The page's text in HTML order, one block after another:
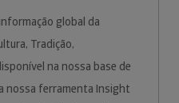
global da
Tradição,
na nossa base de
nossa ferramenta Insight